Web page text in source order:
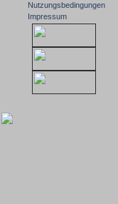
Nutzungsbedingungen
Impressum